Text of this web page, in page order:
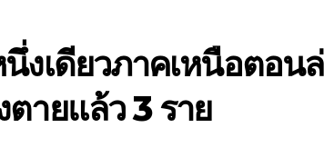
งเดียวภาคเหนือตอน
ายแล้ว 3 ราย